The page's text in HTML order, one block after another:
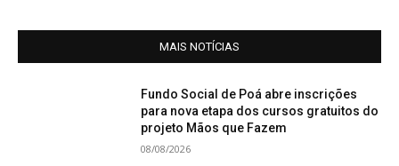
MAIS NOTÍCIAS
Fundo Social de Poá abre inscrições
para nova etapa dos cursos gratuitos do
projeto Mãos que Fazem
08/08/2026